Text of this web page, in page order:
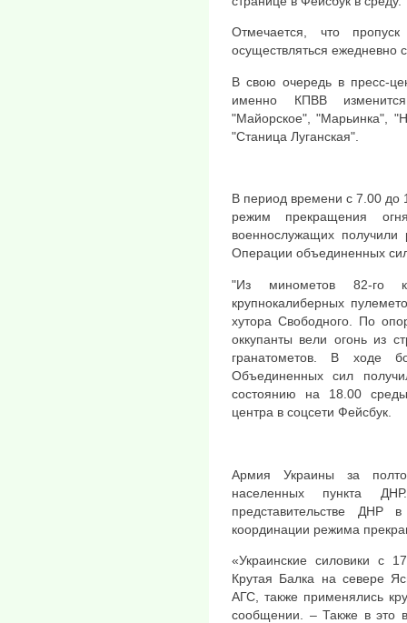
Отмечается, что
осуществляться ежедневно
В свою очередь в пресс-
именно КПВВ
"Майорское", "Марьинка",
"Станица Луганская".
В период времени с 7.00 до
режим прекращения
военнослужащих
Операции объединенных
"Из минометов 82-го
крупнокалиберных
хутора Свободного. По
оккупанты вели огонь из
гранатометов. В ходе
Объединенных сил
состоянию на 18.00
центра в соцсети Фейсбук.
Армия Украины за
населенных пункта
представительстве
координации режима
«Украинские силовики с
Крутая Балка на севере
АГС, также применялись
сообщении. – Также в это